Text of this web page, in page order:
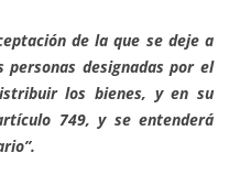
de la que se deje a
designadas por el
los bienes, y en su
749, y se entenderá